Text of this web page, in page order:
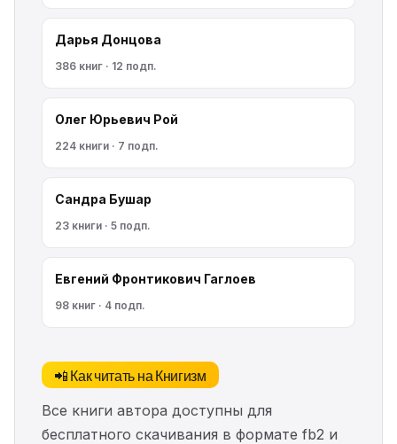
Дарья Донцова
386 книг · 12 подп.
Олег Юрьевич Рой
224 книги · 7 подп.
Сандра Бушар
23 книги · 5 подп.
Евгений Фронтикович Гаглоев
98 книг · 4 подп.
📲 Как читать на Книгизм
Все книги автора доступны для
бесплатного скачивания в формате fb2 и